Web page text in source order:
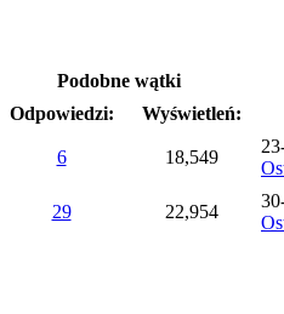
Podobne wątki
Odpowiedzi: Wyświetleń:
6 18,549
29 22,954